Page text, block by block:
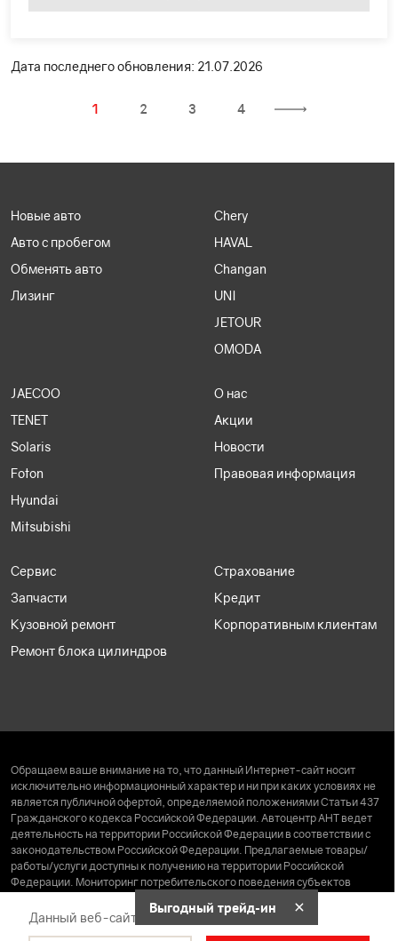
Дата последнего обновления: 21.07.2026
1 2 3 4
Новые авто
Авто с пробегом
Обменять авто
Лизинг
Chery
HAVAL
Changan
UNI
JETOUR
OMODA
JAECOO
TENET
Solaris
Foton
Hyundai
Mitsubishi
О нас
Акции
Новости
Правовая информация
Сервис
Запчасти
Кузовной ремонт
Ремонт блока цилиндров
Страхование
Кредит
Корпоративным клиентам
Обращаем ваше внимание на то, что данный Интернет-сайт носит
исключительно информационный характер и ни при каких условиях не
является публичной офертой, определяемой положениями Статьи 437
Гражданского кодекса Российской Федерации. Автоцентр АНТ ведет
деятельность на территории Российской Федерации в соответствии с
законодательством Российской Федерации. Предлагаемые товары/
работы/услуги доступны к получению на территории Российской
Федерации. Мониторинг потребительского поведения субъектов
на сайт принадлежат ООО «АНТ Холдинг» (ИНН 2222062347, ОГРН
Данный веб-сайт использует cookie-файлы
Выгодный трейд-ин